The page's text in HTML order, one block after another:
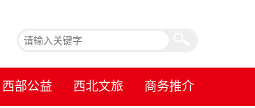
西部公益 西北文旅 商务推介